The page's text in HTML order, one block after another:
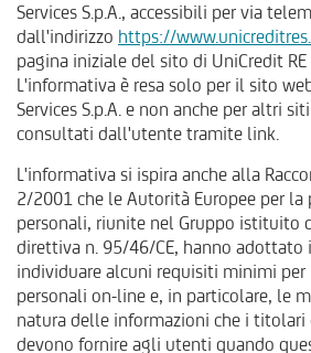
Services S.p.A., accessibili per via
dall'indirizzo https://
pagina iniziale del sito di UniCredit RE
L'informativa è resa solo per il sito
Services S.p.A. e non anche per altri
consultati dall'utente tramite link.
L'informativa si ispira anche alla
2/2001 che le Autorità Europee per la
personali, riunite nel Gruppo istituito
direttiva n. 95/46/CE, hanno adottato
individuare alcuni requisiti minimi
personali on-line e, in particolare, le
natura delle informazioni che i
devono fornire agli utenti quando